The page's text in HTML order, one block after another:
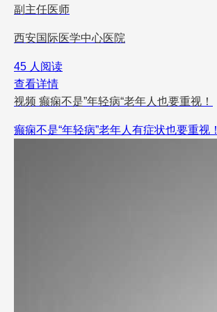
副主任医师
西安国际医学中心医院
45 人阅读
查看详情
视频 癫痫不是”年轻病“老年人也要重视！
癫痫不是“年轻病”老年人有症状也要重视！